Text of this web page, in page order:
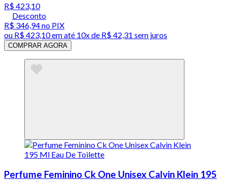
R$ 423,10
Desconto
R$ 346,94no PIX
ou R$ 423,10em até 10x de R$ 42,31 sem juros
COMPRAR AGORA
Perfume Feminino Ck One Unisex Calvin Klein 195